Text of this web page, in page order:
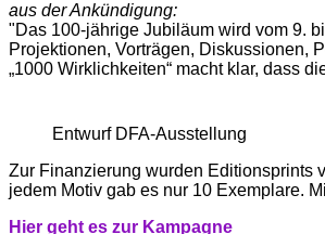
aus der Ankündigung:
"Das 100-jährige Jubiläum wird vom 9.
Projektionen, Vorträgen, Diskussionen,
„1000 Wirklichkeiten“ macht klar, dass
Entwurf DFA-Ausstellung
Zur Finanzierung wurden Editionsprints
jedem Motiv gab es nur 10 Exemplare.
Hier geht es zur Kampagne